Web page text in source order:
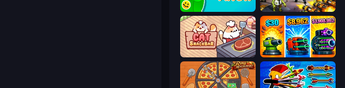
Feeling Arrow Zombies 4 Weapon Merge
Cat Snack Bar Pumpkin Defense: Merge Cannon